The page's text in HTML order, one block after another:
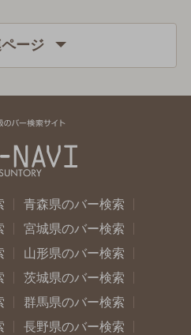
ージ
青森県のバー検索
宮城県のバー検索
山形県のバー検索
茨城県のバー検索
群馬県のバー検索
長野県のバー検索